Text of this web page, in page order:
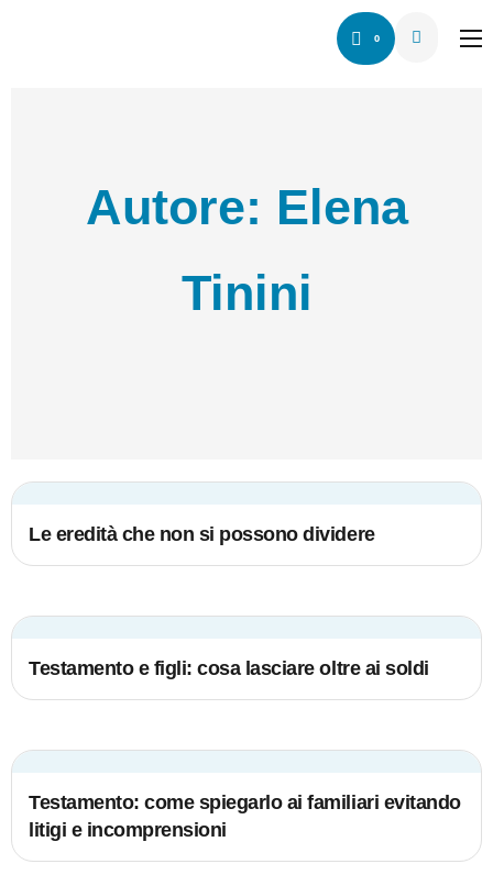
Network
0
Autore: Elena
Tinini
Le eredità che non si possono dividere
Testamento e figli: cosa lasciare oltre ai soldi
Testamento: come spiegarlo ai familiari evitando
litigi e incomprensioni